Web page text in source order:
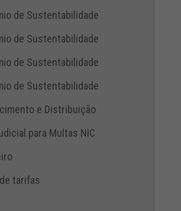
de Sustentabilidade
de Sustentabilidade
de Sustentabilidade
de Sustentabilidade
e Distribuição
para Multas NIC
tarifas